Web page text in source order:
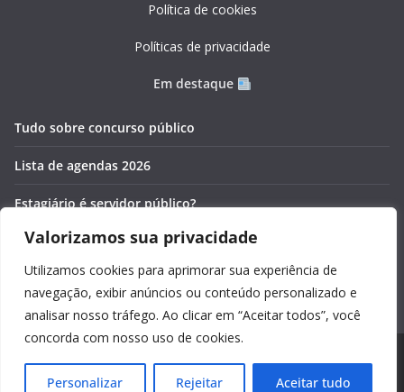
Valorizamos sua privacidade
Utilizamos cookies para aprimorar sua experiência de
navegação, exibir anúncios ou conteúdo personalizado e
analisar nosso tráfego. Ao clicar em “Aceitar todos”, você
concorda com nosso uso de cookies.
Personalizar Rejeitar Aceitar tudo
Política de cookies
Políticas de privacidade
Em destaque
Tudo sobre concurso público
Lista de agendas 2026
Estagiário é servidor público?
Pós-graduação gratuita 2026
Cronômetros online e gratuitos
Copyright © 2026Guia Foco
. Todos os direitos reservados.